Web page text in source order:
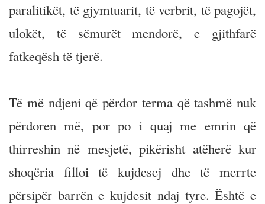
paralitikët, të gjymtuarit, të verbrit, të pagojët,
ulokët, të sëmurët mendorë, e gjithfarë
fatkeqësh të tjerë.
Të më ndjeni që përdor terma që tashmë nuk
përdoren më, por po i quaj me emrin që
thirreshin në mesjetë, pikërisht atëherë kur
shoqëria filloi të kujdesej dhe të merrte
përsipër barrën e kujdesit ndaj tyre. Është e